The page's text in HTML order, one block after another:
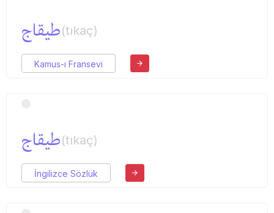
طیقاج(tıkaç)
Kamus-ı Fransevi
طیقاج(tıkaç)
İngilizce Sözlük